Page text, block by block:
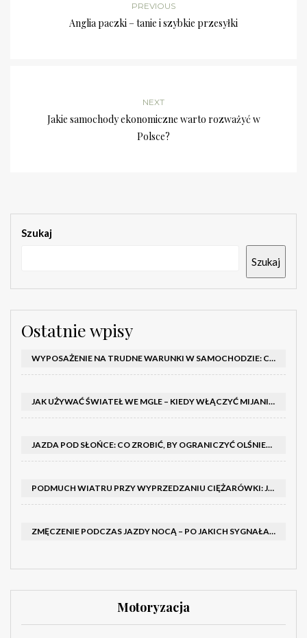
PREVIOUS
Anglia paczki – tanie i szybkie przesyłki
NEXT
Jakie samochody ekonomiczne warto rozważyć w
Polsce?
Szukaj
Szukaj
Ostatnie wpisy
WYPOSAŻENIE NA TRUDNE WARUNKI W SAMOCHODZIE: CO MIEĆ ZIMĄ, W TRASIE I NA WYPADEK AWARII
JAK UŻYWAĆ ŚWIATEŁ WE MGLE – KIEDY WŁĄCZYĆ MIJANIA I PRZECIWMGIELNE ORAZ CZEGO NIE ROBIĆ
JAZDA POD SŁOŃCE: CO ZROBIĆ, BY OGRANICZYĆ OLŚNIENIE I POPRAWIĆ WIDOCZNOŚĆ
PODMUCH WIATRU PRZY WYPRZEDZANIU CIĘŻARÓWKI: JAK UTRZYMAĆ TOR JAZDY I OPANOWAĆ AUTO
ZMĘCZENIE PODCZAS JAZDY NOCĄ – PO JAKICH SYGNAŁACH ROZPOZNAĆ SENNOŚĆ ZA KIEROWNICĄ I KIEDY ZROBIĆ PRZERWĘ
Motoryzacja